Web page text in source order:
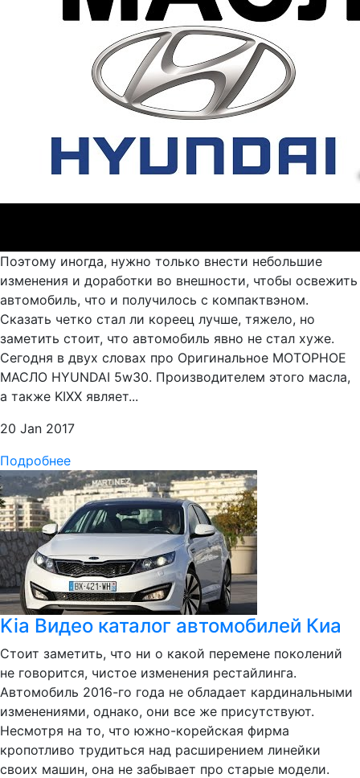
Поэтому иногда, нужно только внести небольшие
изменения и доработки во внешности, чтобы освежить
автомобиль, что и получилось с компактвэном.
Сказать четко стал ли кореец лучше, тяжело, но
заметить стоит, что автомобиль явно не стал хуже.
Сегодня в двух словах про Оригинальное МОТОРНОЕ
МАСЛО HYUNDAI 5w30. Производителем этого масла,
а также KIXX являет...
20 Jan 2017
Подробнее
Kia Видео каталог автомобилей Киа
Стоит заметить, что ни о какой перемене поколений
не говорится, чистое изменения рестайлинга.
Автомобиль 2016-го года не обладает кардинальными
изменениями, однако, они все же присутствуют.
Несмотря на то, что южно-корейская фирма
кропотливо трудиться над расширением линейки
своих машин, она не забывает про старые модели.